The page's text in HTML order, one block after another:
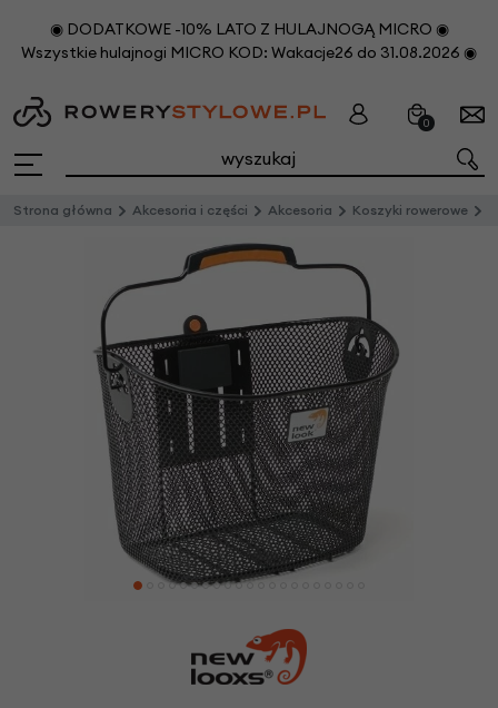
◉ DODATKOWE -10% LATO Z HULAJNOGĄ MICRO ◉
Wszystkie hulajnogi MICRO KOD: Wakacje26 do 31.08.2026 ◉
0
Strona główna Akcesoria i części Akcesoria Koszyki rowerowe